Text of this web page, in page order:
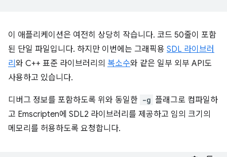
이 애플리케이션은 여전히 상당히 작습니다. 코드 50줄이 포함
된 단일 파일입니다. 하지만 이번에는 그래픽용 SDL 라이브러
리 와 C++ 표준 라이브러리의 복소수와 같은 일부 외부 API도
사용하고 있습니다.
디버그 정보를 포함하도록 위와 동일한 -g 플래그로 컴파일하
고 Emscripten에 SDL2 라이브러리를 제공하고 임의 크기의
메모리를 허용하도록 요청합니다.